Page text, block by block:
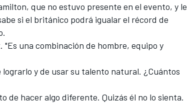
que no estuvo presente en el evento, y le
si el británico podrá igualar el récord de
una combinación de hombre, equipo y
y de usar su talento natural. ¿Cuántos
de hacer algo diferente. Quizás él no lo sienta.